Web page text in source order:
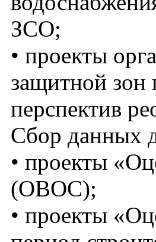
ЗСО;
• проекты
защитной зон
перспектив
Сбор данных
• проекты
(ОВОС);
• проекты